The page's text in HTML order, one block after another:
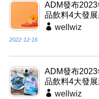
ADM發布
品飲料4大發
wellwiz
2022-12-16
ADM發布
品飲料4大發
wellwiz